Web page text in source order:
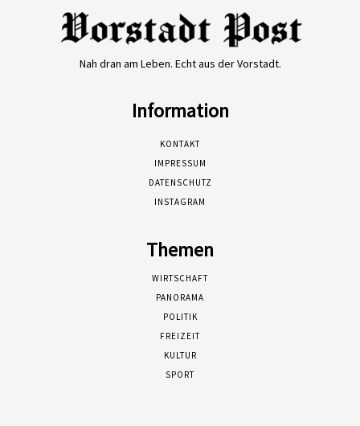
Nah dran am Leben. Echt aus der Vorstadt.
Information
KONTAKT
IMPRESSUM
DATENSCHUTZ
INSTAGRAM
Themen
WIRTSCHAFT
PANORAMA
POLITIK
FREIZEIT
KULTUR
SPORT